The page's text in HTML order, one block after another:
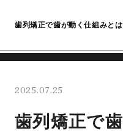
歯列矯正で歯が動く仕組みと
2025.07.25
歯列矯正で